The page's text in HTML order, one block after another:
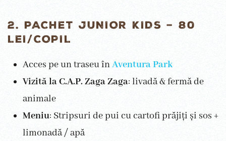
2. PACHET JUNIOR KIDS – 80
LEI/COPIL
Acces pe un traseu înAventura Park
Vizită la C.A.P. Zaga Zaga: livadă & fermă de
animale
Meniu: Stripsuri de pui cu cartofi prăjiți și sos +
limonadă / apă